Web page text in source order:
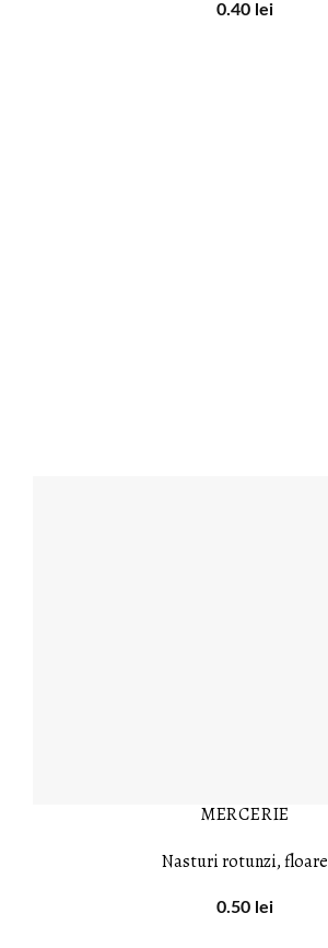
0.40 lei
MERCERIE
Nasturi rotunzi, floare
0.50 lei